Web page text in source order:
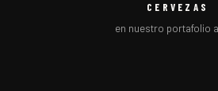
CERVEZAS
en nuestro portafolio